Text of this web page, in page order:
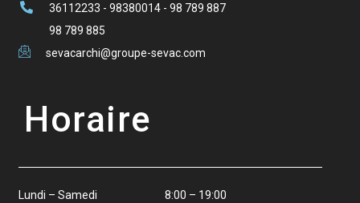
36112233 - 98380014 - 98 789 887
98 789 885
sevacarchi@groupe-sevac.com
Horaire
Lundi – Samedi 8:00 – 19:00